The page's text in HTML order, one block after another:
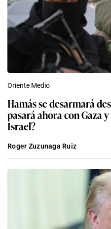
Oriente Medio
Hamás se desarmará
pasará ahora con Gaza
Israel?
Roger Zuzunaga Ruiz